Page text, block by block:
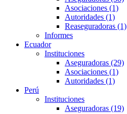
Asociaciones (1)
Autoridades (1)
Reaseguradoras (1)
Informes
Ecuador
Instituciones
Aseguradoras (29)
Asociaciones (1)
Autoridades (1)
Perú
Instituciones
Aseguradoras (19)